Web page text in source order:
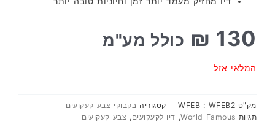
₪ 130 כולל מע"מ
המלאי אזל
מק"ט WFEB : WFEB2 קטגוריה בקבוקי צבע קעקועים
תגיות World Famous
, דיו לקעקועים , צבע קעקועים